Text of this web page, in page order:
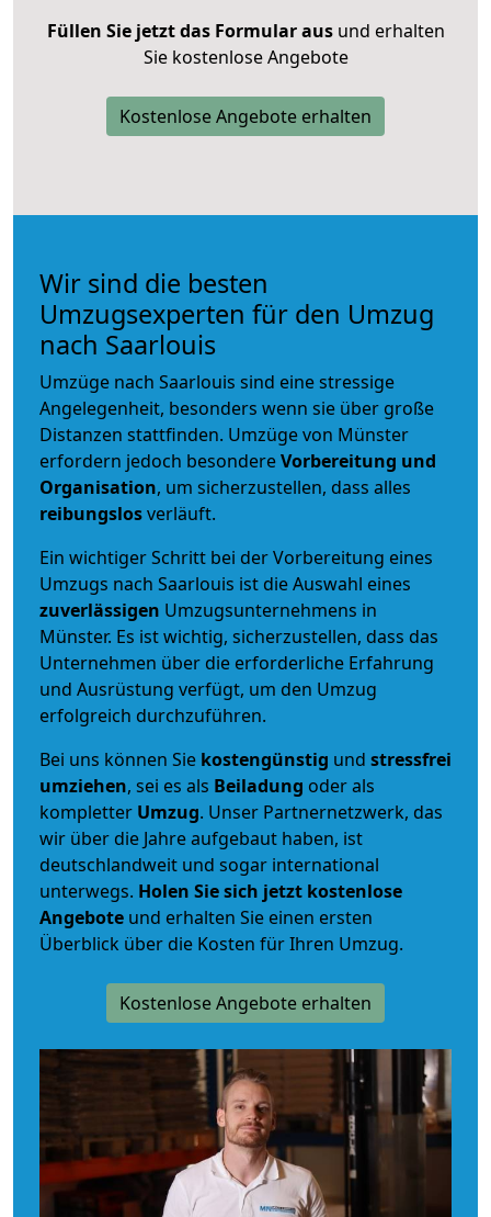
Füllen Sie jetzt das Formular ausund erhalten
Sie kostenlose Angebote
Kostenlose Angebote erhalten
Wir sind die besten
Umzugsexperten für den Umzug
nach Saarlouis
Umzüge nach Saarlouis sind eine stressige
Angelegenheit, besonders wenn sie über große
Distanzen stattfinden. Umzüge von Münster
erfordern jedoch besondereVorbereitung und
Organisation, um sicherzustellen, dass alles
reibungslosverläuft.
Ein wichtiger Schritt bei der Vorbereitung eines
Umzugs nach Saarlouis ist die Auswahl eines
zuverlässigen Umzugsunternehmens in
Münster. Es ist wichtig, sicherzustellen, dass das
Unternehmen über die erforderliche Erfahrung
und Ausrüstung verfügt, um den Umzug
erfolgreich durchzuführen.
Bei uns können Sie kostengünstig und stressfrei
umziehen, sei es als Beiladung oder als
kompletter Umzug. Unser Partnernetzwerk, das
wir über die Jahre aufgebaut haben, ist
deutschlandweit und sogar international
unterwegs. Holen Sie sich jetzt kostenlose
Angebote und erhalten Sie einen ersten
Überblick über die Kosten für Ihren Umzug.
Kostenlose Angebote erhalten